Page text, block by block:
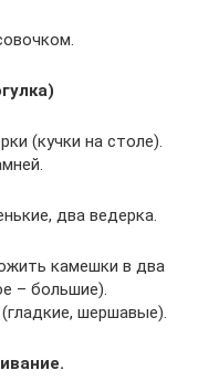
(кучки на столе).
два ведерка.
камешки в два
– большие).
шершавые).